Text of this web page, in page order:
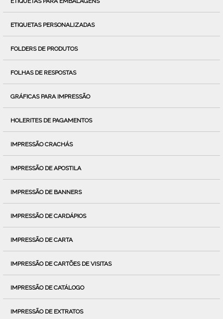
ETIQUETAS PERSONALIZADAS
FOLDERS DE PRODUTOS
FOLHAS DE RESPOSTAS
GRÁFICAS PARA IMPRESSÃO
HOLERITES DE PAGAMENTOS
IMPRESSÃO CRACHÁS
IMPRESSÃO DE APOSTILA
IMPRESSÃO DE BANNERS
IMPRESSÃO DE CARDÁPIOS
IMPRESSÃO DE CARTA
IMPRESSÃO DE CARTÕES DE VISITAS
IMPRESSÃO DE CATÁLOGO
IMPRESSÃO DE EXTRATOS